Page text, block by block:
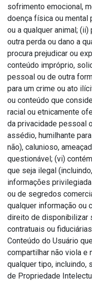
sofrimento emocional,
doença física ou mental
ou a qualquer animal;
outra perda ou dano a
procura prejudicar ou
conteúdo impróprio,
pessoal ou de outra
para um crime ou ato
ou conteúdo que
racial ou etnicamente
da privacidade pessoal
assédio, humilhante
não), calunioso,
questionável; (vi)
que seja ilegal
informações
ou de segredos
qualquer informação ou
direito de disponibilizar
contratuais ou
Conteúdo do Usuário
compartilhar não viola
qualquer tipo, incluindo,
de Propriedade